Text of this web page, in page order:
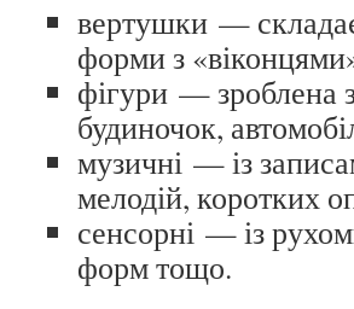
вертушки —
форми з
фігури — зроблена
будиночок,
музичні — із
мелодій, коротких
сенсорні — із
форм тощо.